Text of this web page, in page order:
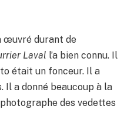
œuvré durant de
Laval l’a bien connu. Il
était un fonceur. Il a
Il a donné beaucoup à la
des vedettes